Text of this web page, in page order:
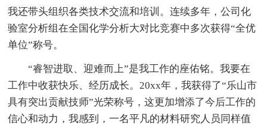
我还带头组织各类技术交流和培训。连续多年，公司化
验室分析组在全国化学分析大对比竞赛中多次获得“全优
单位”称号。
“睿智进取、迎难而上”是我工作的座佑铭。我要在
工作中收获快乐、经历成长。20xx年，我获得了“乐山市
具有突出贡献技师”光荣称号，这更加增添了今后工作的
信心和动力，我感到，一名平凡的材料研究人员同样值